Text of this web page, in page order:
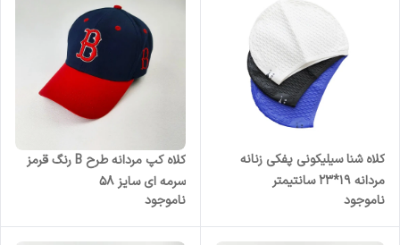
کلاه شنا سیلیکونی پفکی زنانه
مردانه 19*23 سانتیمتر
ناموجود
کلاه کپ مردانه طرح B رنگ قرمز
سرمه ای سایز 58
ناموجود